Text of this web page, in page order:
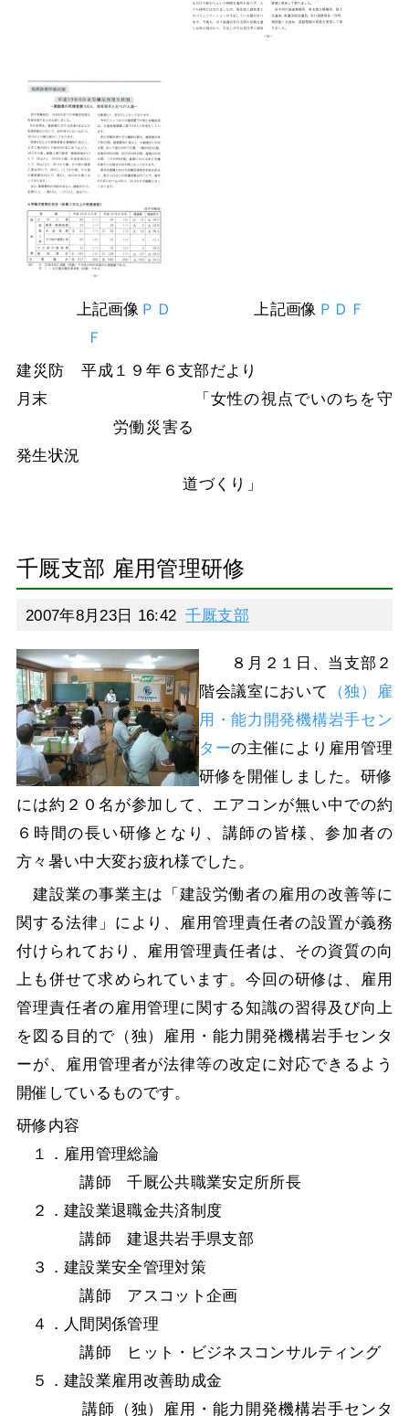
上記画像 ＰＤ
Ｆ
上記画像 ＰＤＦ
建災防 平成１９年６
月末
労働災害
発生状況
支部だより
「女性の視点でいのちを守
る
道づくり」
千厩支部 雇用管理研修
2007年8月23日 16:42 千厩支部
８月２１日、当支部２
階会議室において
（独）雇
用・能力開発機構岩手セン
ターの主催により雇用管理
研修を開催しました。研修
には約２０名が参加して、エアコンが無い中での約
６時間の長い研修となり、講師の皆様、参加者の
方々暑い中大変お疲れ様でした。
建設業の事業主は「建設労働者の雇用の改善等に
関する法律」により、雇用管理責任者の設置が義務
付けられており、雇用管理責任者は、その資質の向
上も併せて求められています。今回の研修は、雇用
管理責任者の雇用管理に関する知識の習得及び向上
を図る目的で（独）雇用・能力開発機構岩手センタ
ーが、雇用管理者が法律等の改定に対応できるよう
開催しているものです。
研修内容
１．雇用管理総論
講師 千厩公共職業安定所所長
２．建設業退職金共済制度
講師 建退共岩手県支部
３．建設業安全管理対策
講師 アスコット企画
４．人間関係管理
講師 ヒット・ビジネスコンサルティング
５．建設業雇用改善助成金
講師（独）雇用・能力開発機構岩手センタ